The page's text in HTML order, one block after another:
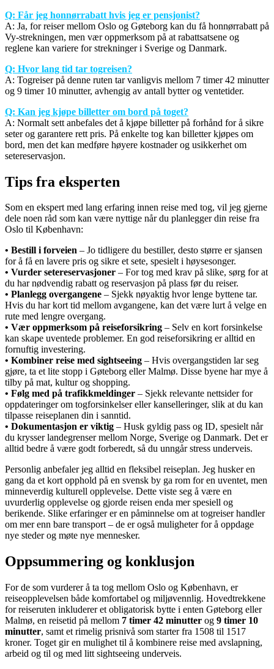
Q: Får jeg honnørrabatt hvis jeg er pensjonist?
A: Ja, for reiser mellom Oslo og Gøteborg kan du få honnørrabatt på
Vy-strekningen, men vær oppmerksom på at rabattsatsene og
reglene kan variere for strekninger i Sverige og Danmark.
Q: Hvor lang tid tar togreisen?
A: Togreiser på denne ruten tar vanligvis mellom 7 timer 42 minutter
og 9 timer 10 minutter, avhengig av antall bytter og ventetider.
Q: Kan jeg kjøpe billetter om bord på toget?
A: Normalt sett anbefales det å kjøpe billetter på forhånd for å sikre
seter og garantere rett pris. På enkelte tog kan billetter kjøpes om
bord, men det kan medføre høyere kostnader og usikkerhet om
setereservasjon.
Tips fra eksperten
Som en ekspert med lang erfaring innen reise med tog, vil jeg gjerne
dele noen råd som kan være nyttige når du planlegger din reise fra
Oslo til København:
• Bestill i forveien – Jo tidligere du bestiller, desto større er sjansen
for å få en lavere pris og sikre et sete, spesielt i høysesonger.
• Vurder setereservasjoner – For tog med krav på slike, sørg for at
du har nødvendig rabatt og reservasjon på plass før du reiser.
• Planlegg overgangene – Sjekk nøyaktig hvor lenge byttene tar.
Hvis du har kort tid mellom avgangene, kan det være lurt å velge en
rute med lengre overgang.
• Vær oppmerksom på reiseforsikring – Selv en kort forsinkelse
kan skape uventede problemer. En god reiseforsikring er alltid en
fornuftig investering.
• Kombiner reise med sightseeing – Hvis overgangstiden lar seg
gjøre, ta et lite stopp i Gøteborg eller Malmø. Disse byene har mye å
tilby på mat, kultur og shopping.
• Følg med på trafikkmeldinger – Sjekk relevante nettsider for
oppdateringer om togforsinkelser eller kanselleringer, slik at du kan
tilpasse reiseplanen din i sanntid.
• Dokumentasjon er viktig – Husk gyldig pass og ID, spesielt når
du krysser landegrenser mellom Norge, Sverige og Danmark. Det er
alltid bedre å være godt forberedt, så du unngår stress underveis.
Personlig anbefaler jeg alltid en fleksibel reiseplan. Jeg husker en
gang da et kort opphold på en svensk by ga rom for en uventet, men
minneverdig kulturell opplevelse. Dette viste seg å være en
uvurderlig opplevelse og gjorde reisen enda mer spesiell og
berikende. Slike erfaringer er en påminnelse om at togreiser handler
om mer enn bare transport – de er også muligheter for å oppdage
nye steder og møte nye mennesker.
Oppsummering og konklusjon
For de som vurderer å ta tog mellom Oslo og København, er
reiseopplevelsen både komfortabel og miljøvennlig. Hovedtrekkene
for reiseruten inkluderer et obligatorisk bytte i enten Gøteborg eller
Malmø, en reisetid på mellom 7 timer 42 minutter og 9 timer 10
minutter, samt et rimelig prisnivå som starter fra 1508 til 1517
kroner. Toget gir en mulighet til å kombinere reise med avslapning,
arbeid og til og med litt sightseeing underveis.